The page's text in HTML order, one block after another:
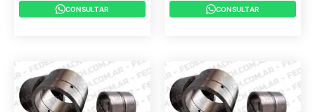
CONSULTAR CONSULTAR